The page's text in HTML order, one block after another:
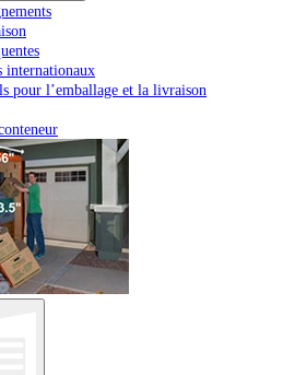
internationaux
pour l’emballage et la livraison